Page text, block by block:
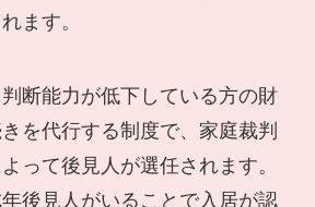
ます。
断能力が低下している方の財
を代行する制度で、家庭裁判
って後見人が選任されます。
後見人がいることで入居が認